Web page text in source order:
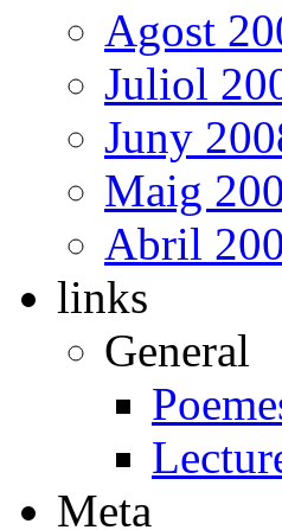
Agost
Juliol
Juny
Maig
Abril
links
General
Meta